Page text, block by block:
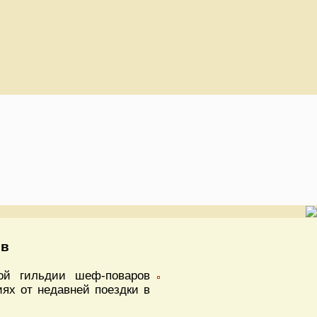
гильдии шеф-поваров
от недавней поездки в